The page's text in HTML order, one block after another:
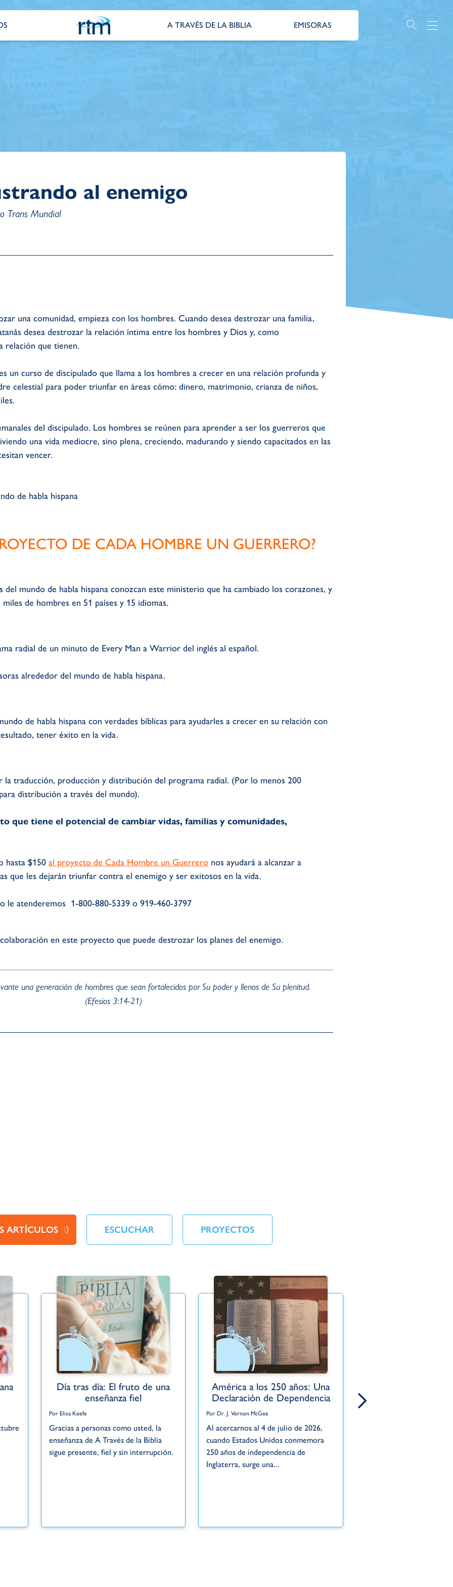
A TRAVÉS DE LA BIBLIA EMISORAS
al enemigo
Trans Mundial
una comunidad, empieza con los hombres. Cuando desea destrozar una familia,
desea destrozar la relación íntima entre los hombres y Dios y, como
relación que tienen.
un curso de discipulado que llama a los hombres a crecer en una relación profunda y
celestial para poder triunfar en áreas cómo: dinero, matrimonio, crianza de niños,
del discipulado. Los hombres se reúnen para aprender a ser los guerreros que
una vida mediocre, sino plena, creciendo, madurando y siendo capacitados en las
vencer.
DE CADA HOMBRE UN GUERRERO?
del mundo de habla hispana conozcan este ministerio que ha cambiado los corazones, y
de hombres en 51 países y 15 idiomas.
radial de un minuto de Every Man a Warrior del inglés al español.
alrededor del mundo de habla hispana.
de habla hispana con verdades bíblicas para ayudarles a crecer en su relación con
tener éxito en la vida.
la traducción, producción y distribución del programa radial. (Por lo menos 200
distribución a través del mundo).
que tiene el potencial de cambiar vidas, familias y comunidades,
hasta $150 al proyecto de Cada Hombre un Guerrero nos ayudará a alcanzar a
que les dejarán triunfar contra el enemigo y ser exitosos en la vida.
le atenderemos 1-800-880-5339 o 919-460-3797
en este proyecto que puede destrozar los planes del enemigo.
una generación de hombres que sean fortalecidos por Su poder y llenos de Su plenitud.
(Efesios 3:14-21)
ARTÍCULOS ESCUCHAR PROYECTOS
Día tras día: El fruto de una
enseñanza fiel
Por Elisa Keefe
Gracias a personas como usted, la
enseñanza de A Través de la Biblia
sigue presente, fiel y sin interrupción.
América a los 250 años: Una
Declaración de Dependencia
Por Dr. J. Vernon McGee
Al acercarnos al 4 de julio de 2026,
cuando Estados Unidos conmemora
250 años de independencia de
Inglaterra, surge una...
Por Dr. J. Vernon McGee